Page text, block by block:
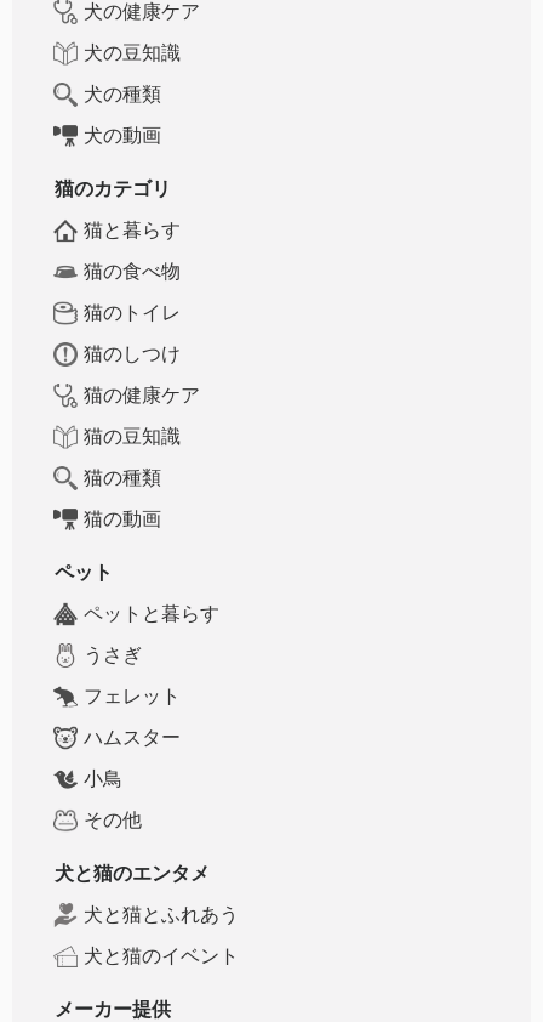
犬の健康ケア
犬の豆知識
犬の種類
犬の動画
猫のカテゴリ
猫と暮らす
猫の食べ物
猫のトイレ
猫のしつけ
猫の健康ケア
猫の豆知識
猫の種類
猫の動画
ペット
ペットと暮らす
うさぎ
フェレット
ハムスター
小鳥
その他
犬と猫のエンタメ
犬と猫とふれあう
犬と猫のイベント
メーカー提供